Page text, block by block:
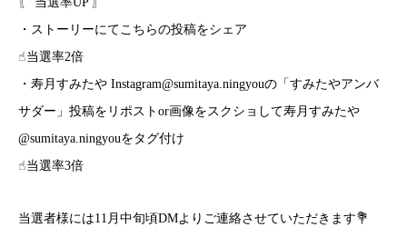
・ストーリーにてこちらの投稿をシェア
☝︎当選率2倍
・寿月すみたや Instagram@sumitaya.ningyouの「すみたやアンバ
サダー」投稿をリポストor画像をスクショして寿月すみたや
@sumitaya.ningyouをタグ付け
☝︎当選率3倍
当選者様には11月中旬頃DMよりご連絡させていただきます💐